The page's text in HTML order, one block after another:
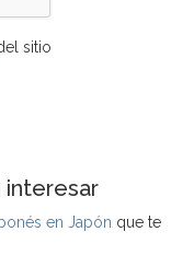
sitio
interesar
en Japón que te